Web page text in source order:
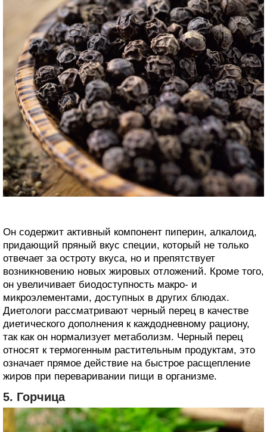
Он содержит активный компонент пиперин, алкалоид,
придающий пряный вкус специи, который не только
отвечает за остроту вкуса, но и препятствует
возникновению новых жировых отложений. Кроме того,
он увеличивает биодоступность макро- и
микроэлементами, доступных в других блюдах.
Диетологи рассматривают черный перец в качестве
диетического дополнения к каждодневному рациону,
так как он нормализует метаболизм. Черный перец
относят к термогенным растительным продуктам, это
означает прямое действие на быстрое расщепление
жиров при переваривании пищи в организме.
5. Горчица